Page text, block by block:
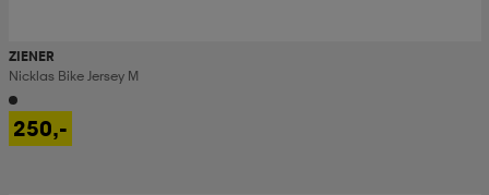
ZIENER
Nicklas Bike Jersey M
250,-